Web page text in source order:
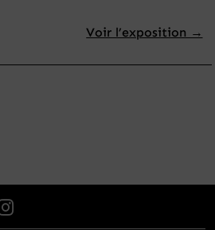
Voir l’exposition →